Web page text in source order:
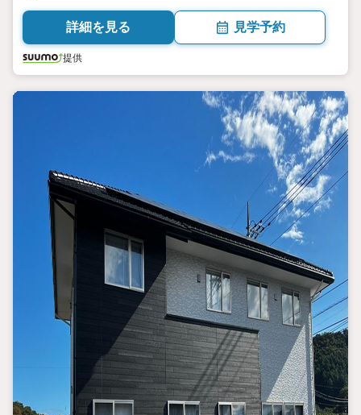
詳細を見る 見学予約
提供